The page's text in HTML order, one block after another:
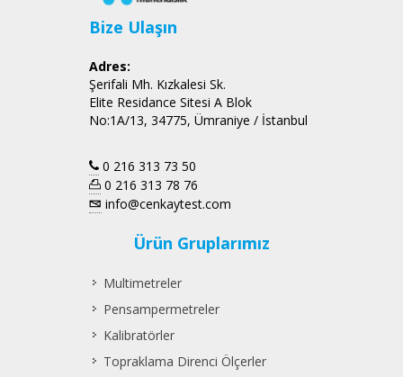
Bize Ulaşın
Adres:
Şerifali Mh. Kızkalesi Sk.
Elite Residance Sitesi A Blok
No:1A/13, 34775, Ümraniye / İstanbul
0 216 313 73 50
0 216 313 78 76
info@cenkaytest.com
Ürün Gruplarımız
Multimetreler
Pensampermetreler
Kalibratörler
Topraklama Direnci Ölçerler